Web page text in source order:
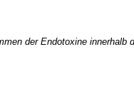
der Endotoxine